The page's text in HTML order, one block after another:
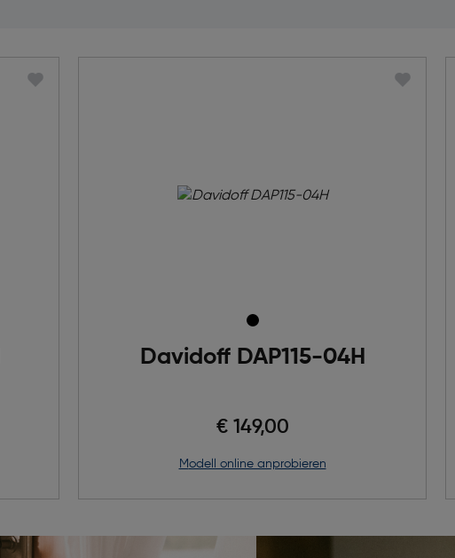
Davidoff DAP115-04H
€ 149,00
Modell online anprobieren